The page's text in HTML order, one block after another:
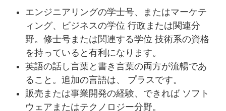
エンジニアリングの学士号、またはマーケテ
ィング、ビジネスの学位 行政または関連分
野。修士号または関連する学位 技術系の資格
を持っていると有利になります。
英語の話し言葉と書き言葉の両方が流暢であ
ること。追加の言語は、 プラスです。
販売または事業開発の経験、できれば ソフト
ウェアまたはテクノロジー分野。